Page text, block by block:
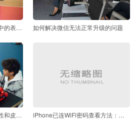
江淮和悦车在各项安全测试中的表现如何 如何解决微信无法正常升级的问题
如何评估雅顿化妆品的适用性和皮肤安全性 iPhone已连WiFi密码查看方法：解锁后直接显示